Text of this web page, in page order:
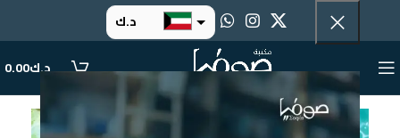
د.ك
ر.س
د.ك0.00